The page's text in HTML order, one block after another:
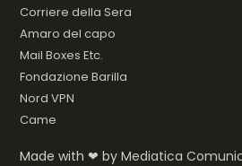
Corriere della Sera
Amaro del capo
Mail Boxes Etc.
Fondazione Barilla
Nord VPN
Came
Made with ❤ byMediatica